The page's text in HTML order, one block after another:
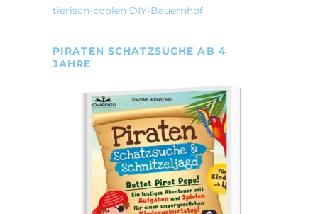
tierisch-coolen DIY-Bauernhof
PIRATEN SCHATZSUCHE AB 4
JAHRE